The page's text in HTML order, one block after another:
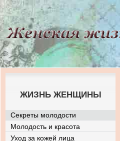
ЖИЗНЬ ЖЕНЩИНЫ
Секреты молодости
Молодость и красота
Уход за кожей лица